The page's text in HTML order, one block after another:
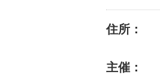
住所：
主催：